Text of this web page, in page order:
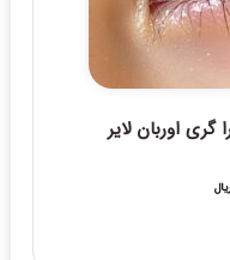
گری اوربان لایر
ریال